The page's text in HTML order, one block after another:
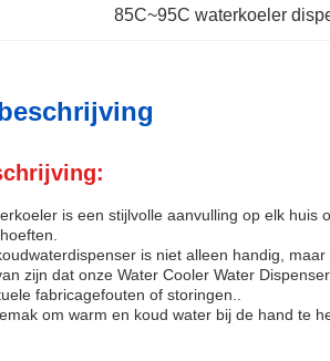
85C~95C waterkoeler
is een stijlvolle aanvulling op elk
is niet alleen handig,
zijn dat onze Water Cooler Water
fabricagefouten of storingen..
om warm en koud water bij de hand te